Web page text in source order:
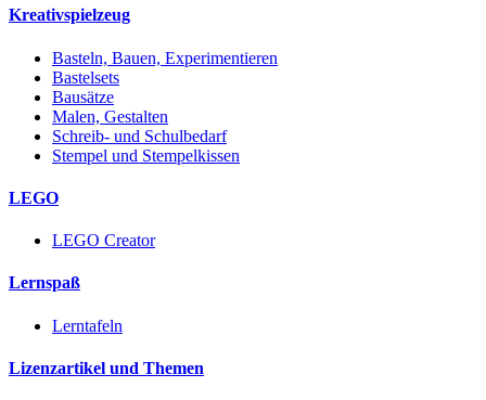
Kreativspielzeug
Basteln, Bauen, Experimentieren
Bastelsets
Bausätze
Malen, Gestalten
Schreib- und Schulbedarf
Stempel und Stempelkissen
LEGO
LEGO Creator
Lernspaß
Lerntafeln
Lizenzartikel und Themen